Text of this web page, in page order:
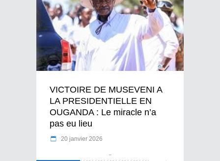
VICTOIRE DE MUSEVENI A
LA PRESIDENTIELLE EN
OUGANDA : Le miracle n’a
pas eu lieu
20 janvier 2026